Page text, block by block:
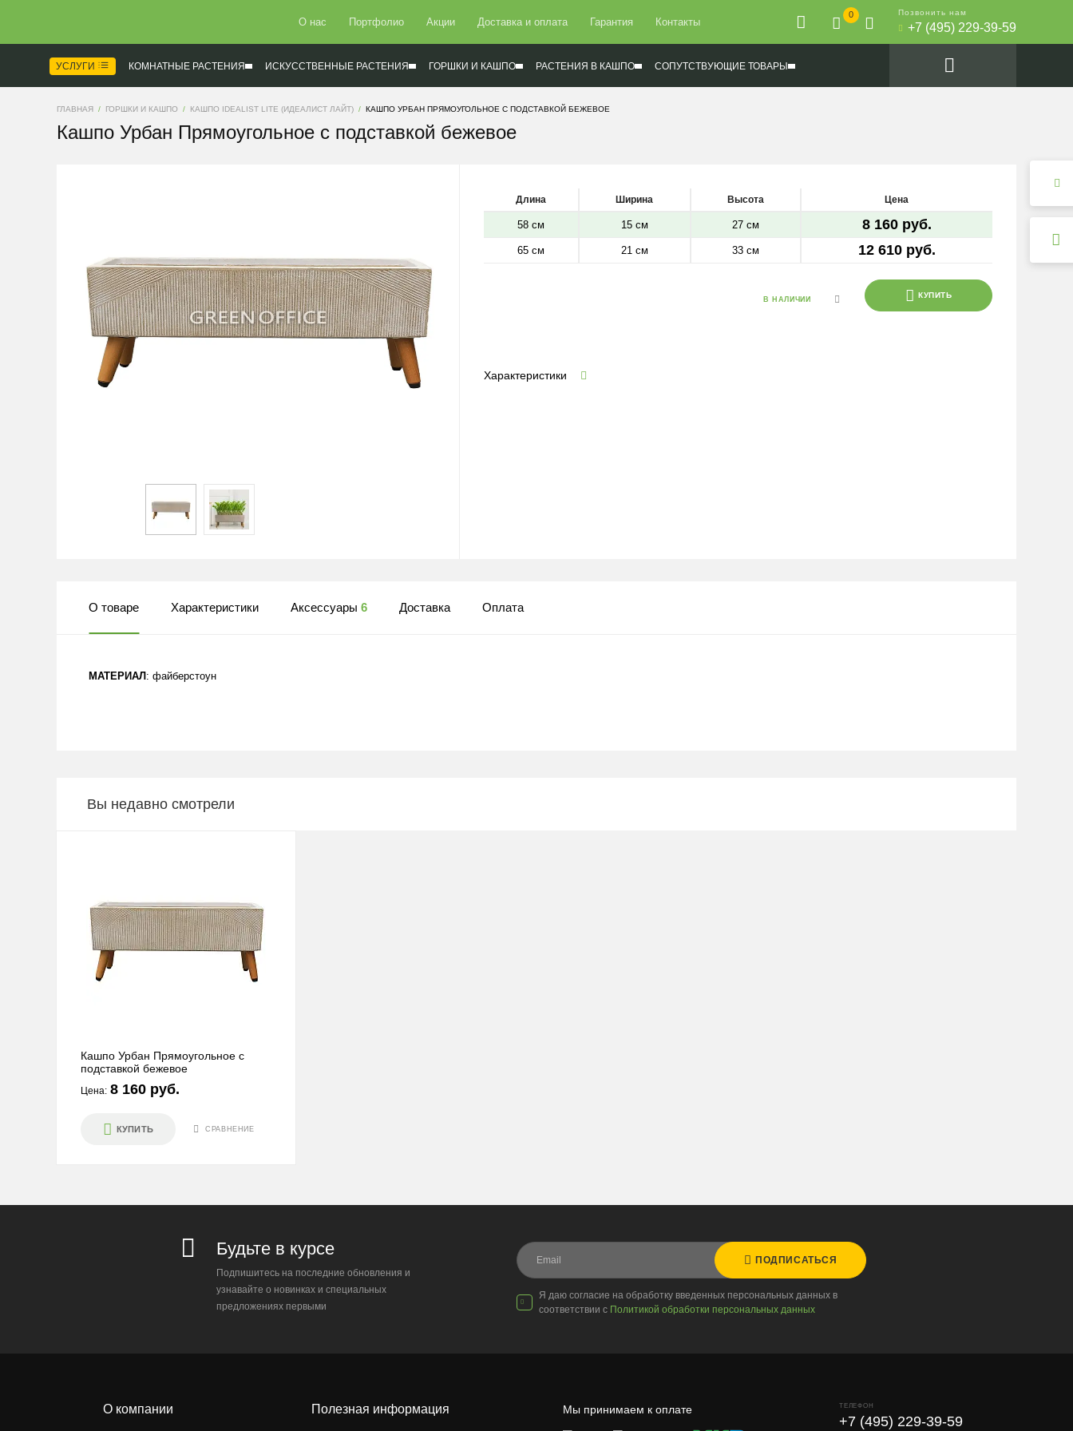
О нас Портфолио Акции Доставка и оплата Гарантия Контакты
0 Позвонить нам
+7 (495) 229-39-59
УСЛУГИ КОМНАТНЫЕ РАСТЕНИЯ ИСКУССТВЕННЫЕ РАСТЕНИЯ ГОРШКИ И КАШПО РАСТЕНИЯ В КАШПО СОПУТСТВУЮЩИЕ ТОВАРЫ
ГЛАВНАЯ ГОРШКИ И КАШПО КАШПО IDEALIST LITE (ИДЕАЛИСТ ЛАЙТ) КАШПО УРБАН ПРЯМОУГОЛЬНОЕ С ПОДСТАВКОЙ БЕЖЕВОЕ
Кашпо Урбан Прямоугольное с подставкой бежевое
Длина Ширина Высота Цена
58 см 15 см 27 см 8 160 руб.
65 см 21 см 33 см 12 610 руб.
В НАЛИЧИИ КУПИТЬ
Характеристики
О товаре Характеристики Аксессуары 6 Доставка Оплата
МАТЕРИАЛ : файберстоун
Вы недавно смотрели
Кашпо Урбан Прямоугольное с
подставкой бежевое
Цена: 8 160 руб.
КУПИТЬ СРАВНЕНИЕ
Будьте в курсе
Подпишитесь на последние обновления и
узнавайте о новинках и специальных
предложениях первыми
ПОДПИСАТЬСЯ
Я даю согласие на обработку введенных персональных данных в
соответствии с Политикой обработки персональных данных
О компании Полезная информация Мы принимаем к оплате ТЕЛЕФОН
+7 (495) 229-39-59